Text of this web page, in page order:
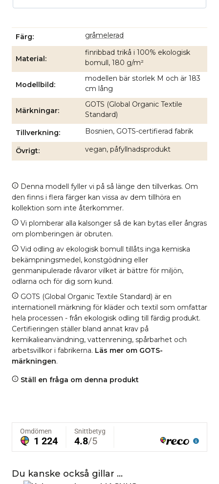
Färg gråmelerad
Material
finribbad trikå i 100% ekologisk
bomull, 180 g/m²
Modellbild
modellen bär storlek M och är 183
cm lång
Märkningar
GOTS (Global Organic Textile
Standard)
Tillverkning Bosnien, GOTS-certifierad fabrik
Övrigt vegan, påfyllnadsprodukt
Denna modell fyller vi på så länge den tillverkas. Om
den finns i flera färger kan vissa av dem tillhöra en
kollektion som inte återkommer.
Vi plomberar alla kalsonger så de kan bytas eller ångras
om plomberingen är obruten.
Vid odling av ekologisk bomull tillåts inga kemiska
bekämpningsmedel, konstgödning eller
genmanipulerade råvaror vilket är bättre för miljön,
odlarna och för dig som kund.
GOTS (Global Organic Textile Standard) är en
internationell märkning för kläder och textil som omfattar
hela processen - från ekologisk odling till färdig produkt.
Certifieringen ställer bland annat krav på
kemikalieanvändning, vattenrening, spårbarhet och
arbetsvillkor i fabrikerna. Läs mer om GOTS-
märkningen.
Ställ en fråga om denna produkt
Du kanske också gillar …